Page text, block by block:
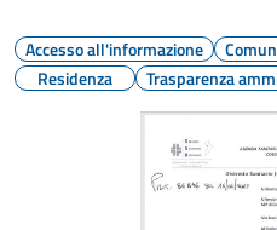
Accesso all'informazione
Residenza
Trasparenza